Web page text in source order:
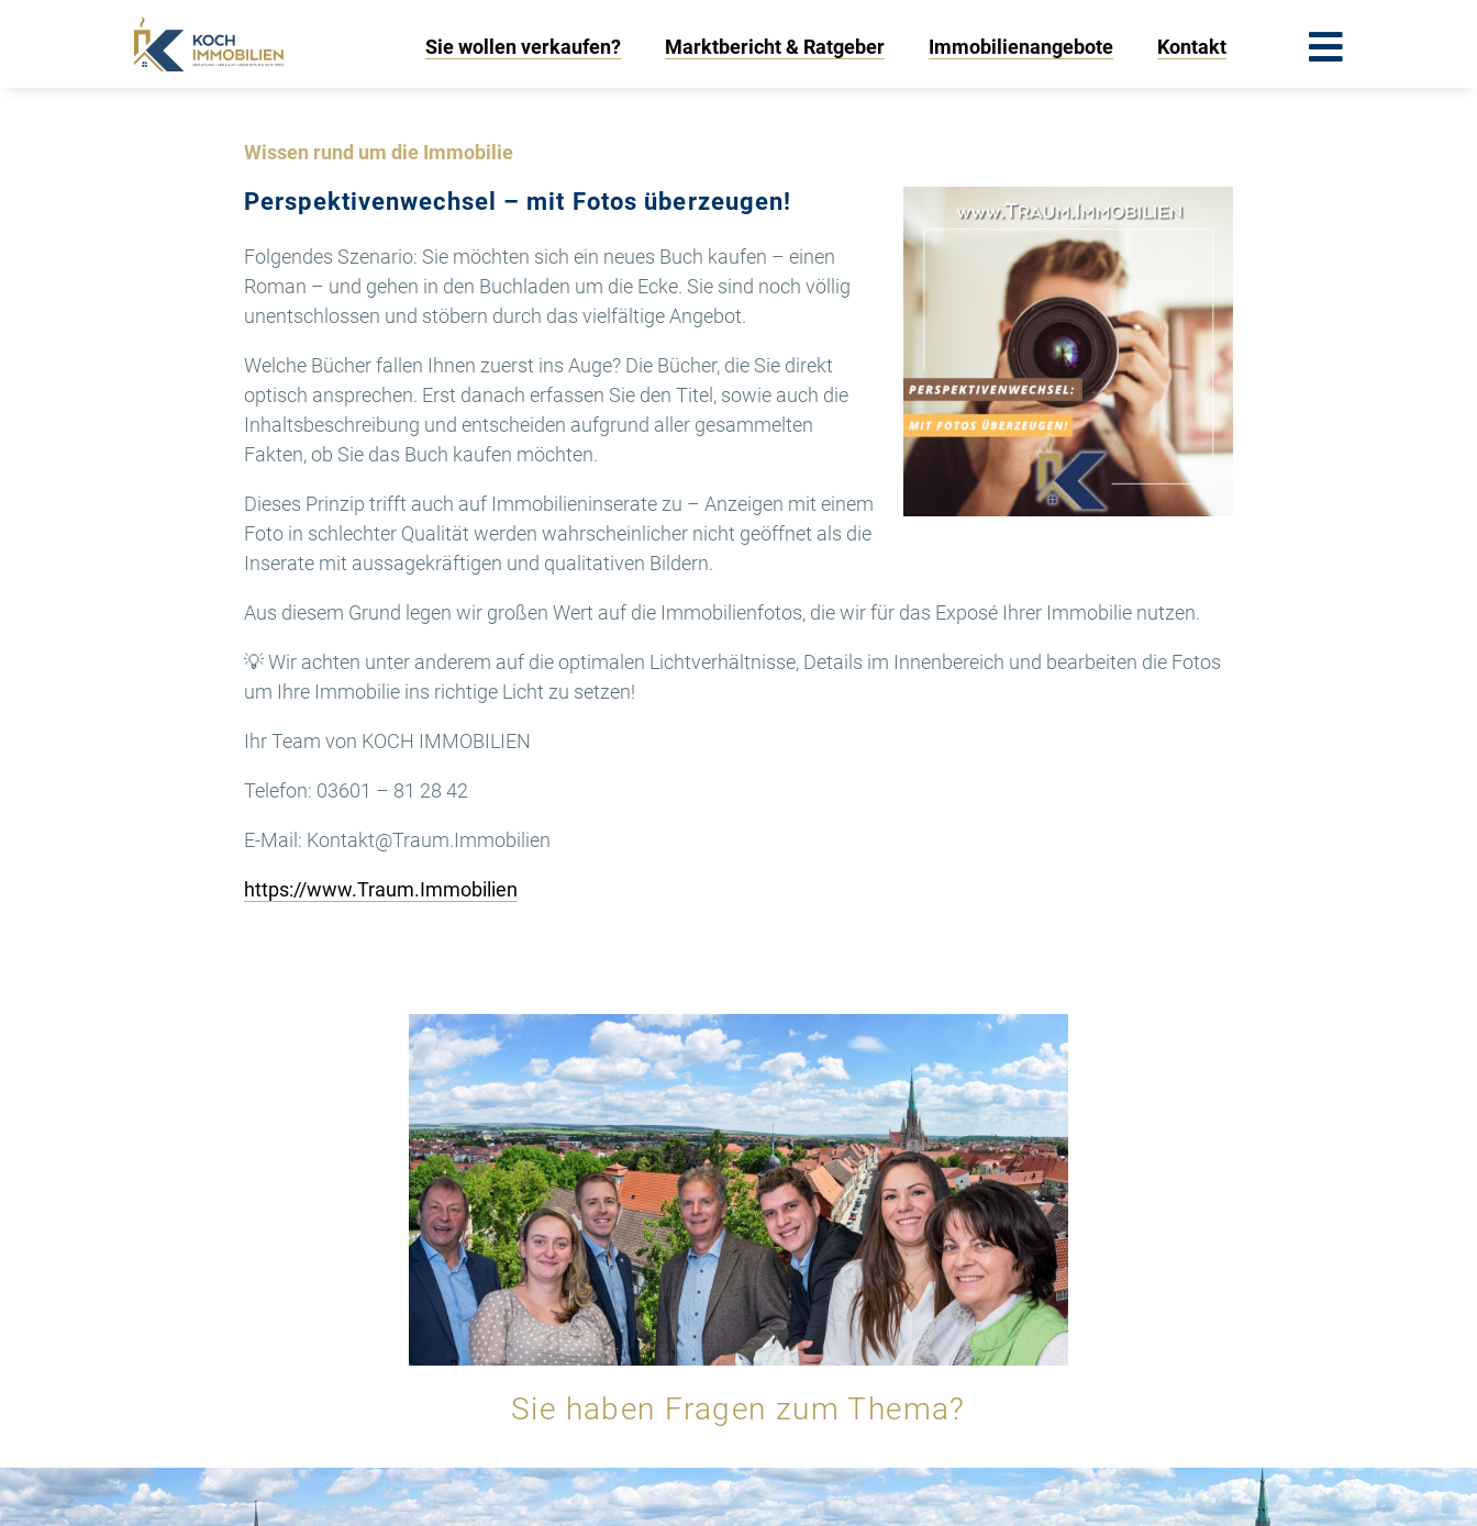
Sie wollen verkaufen? Marktbericht & Ratgeber Immobilienangebote Kontakt
Wissen rund um die Immobilie
Perspektivenwechsel – mit Fotos überzeugen!
Folgendes Szenario: Sie möchten sich ein neues Buch kaufen – einen
Roman – und gehen in den Buchladen um die Ecke. Sie sind noch völlig
unentschlossen und stöbern durch das vielfältige Angebot.
Welche Bücher fallen Ihnen zuerst ins Auge? Die Bücher, die Sie direkt
optisch ansprechen. Erst danach erfassen Sie den Titel, sowie auch die
Inhaltsbeschreibung und entscheiden aufgrund aller gesammelten
Fakten, ob Sie das Buch kaufen möchten.
Dieses Prinzip trifft auch auf Immobilieninserate zu – Anzeigen mit einem
Foto in schlechter Qualität werden wahrscheinlicher nicht geöffnet als die
Inserate mit aussagekräftigen und qualitativen Bildern.
Aus diesem Grund legen wir großen Wert auf die Immobilienfotos, die wir für das Exposé Ihrer Immobilie nutzen.
💡 Wir achten unter anderem auf die optimalen Lichtverhältnisse, Details im Innenbereich und bearbeiten die Fotos
um Ihre Immobilie ins richtige Licht zu setzen!
Ihr Team von KOCH IMMOBILIEN
Telefon: 03601 – 81 28 42
E-Mail: Kontakt@Traum.Immobilien
https://www.Traum.Immobilien
Sie haben Fragen zum Thema?